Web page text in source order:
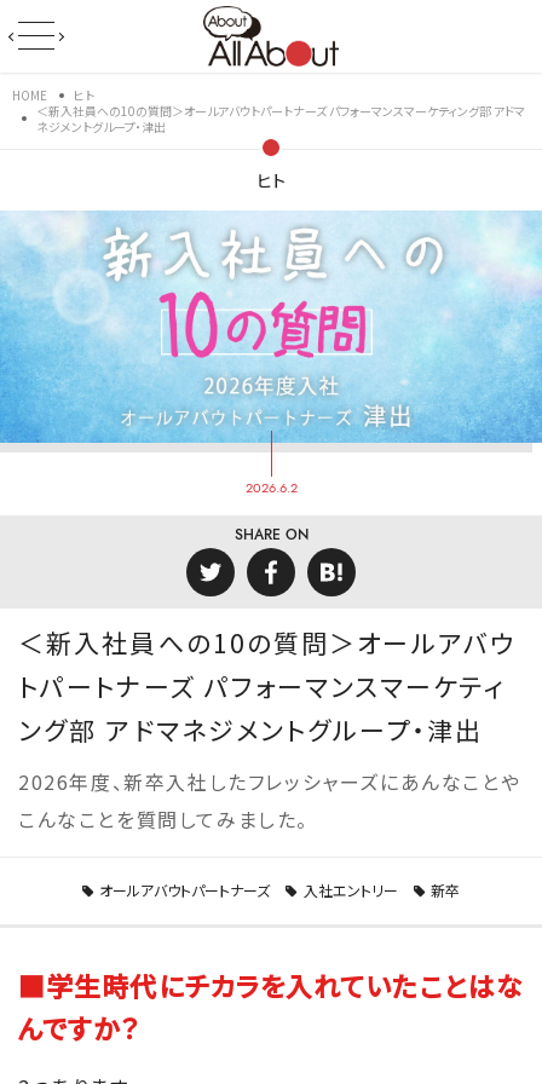
HOME
ヒト
＜新入社員への10の質問＞オールアバウトパートナーズ パフォーマンスマーケティング部 アドマ
ネジメントグループ・津出
ヒト
2026.6.2
SHARE ON
＜新入社員への10の質問＞オールアバウ
トパートナーズ パフォーマンスマーケティ
ング部 アドマネジメントグループ・津出
2026年度、新卒入社したフレッシャーズにあんなことや
こんなことを質問してみました。
オールアバウトパートナーズ 入社エントリー 新卒
■学生時代にチカラを入れていたことはな
んですか？